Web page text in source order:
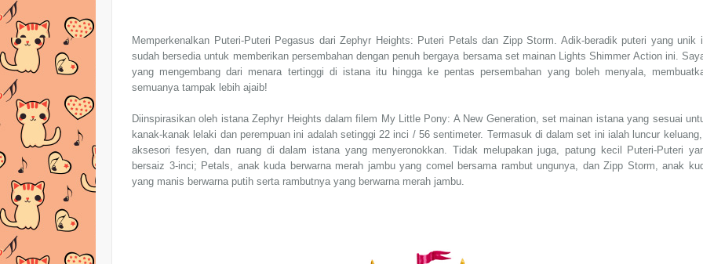
Memperkenalkan Puteri-Puteri Pegasus dari Zephyr Heights: Puteri Petals dan Zipp Storm. Adik-beradik puteri yang unik
sudah bersedia untuk memberikan persembahan dengan penuh bergaya bersama set mainan Lights Shimmer Action ini.
yang mengembang dari menara tertinggi di istana itu hingga ke pentas persembahan yang boleh menyala,
semuanya tampak lebih ajaib!
Diinspirasikan oleh istana Zephyr Heights dalam filem My Little Pony: A New Generation, set mainan istana yang sesuai
kanak-kanak lelaki dan perempuan ini adalah setinggi 22 inci / 56 sentimeter. Termasuk di dalam set ini ialah luncur
aksesori fesyen, dan ruang di dalam istana yang menyeronokkan. Tidak melupakan juga, patung kecil Puteri-Puteri
bersaiz 3-inci; Petals, anak kuda berwarna merah jambu yang comel bersama rambut ungunya, dan Zipp Storm, anak
yang manis berwarna putih serta rambutnya yang berwarna merah jambu.